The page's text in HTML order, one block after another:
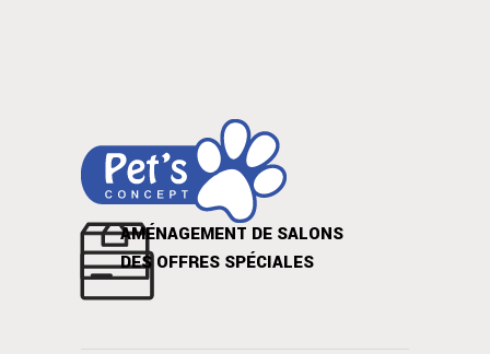
AMÉNAGEMENT DE SALONS
DES OFFRES SPÉCIALES